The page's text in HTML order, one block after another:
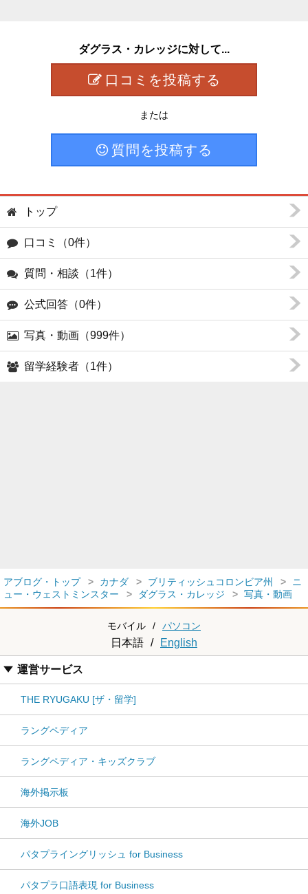
ダグラス・カレッジに対して...
口コミを投稿する
または
質問を投稿する
トップ
口コミ（0件）
質問・相談（1件）
公式回答（0件）
写真・動画（999件）
留学経験者（1件）
アブログ・トップ カナダ ブリティッシュコロンビア州
ニ
ュー・ウェストミンスター
ダグラス・カレッジ 写真・動画
モバイル / パソコン
日本語 / English
運営サービス
THE RYUGAKU [ザ・留学]
ラングペディア
ラングペディア・キッズクラブ
海外掲示板
海外JOB
パタプライングリッシュ for Business
パタプラ口語表現 for Business